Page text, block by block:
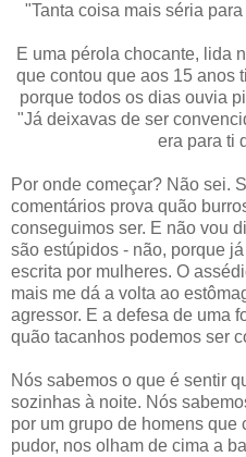
"Tanta coisa mais séria
E uma pérola chocante, lida
que contou que aos 15 anos
porque todos os dias ouvia
"Já deixavas de ser
era para ti
Por onde começar? Não sei.
comentários prova quão
conseguimos ser. E não vou
são estúpidos - não, porque
escrita por mulheres. O
mais me dá a volta ao
agressor. E a defesa de uma
quão tacanhos podemos ser
Nós sabemos o que é sentir
sozinhas à noite. Nós
por um grupo de homens que
pudor, nos olham de cima a